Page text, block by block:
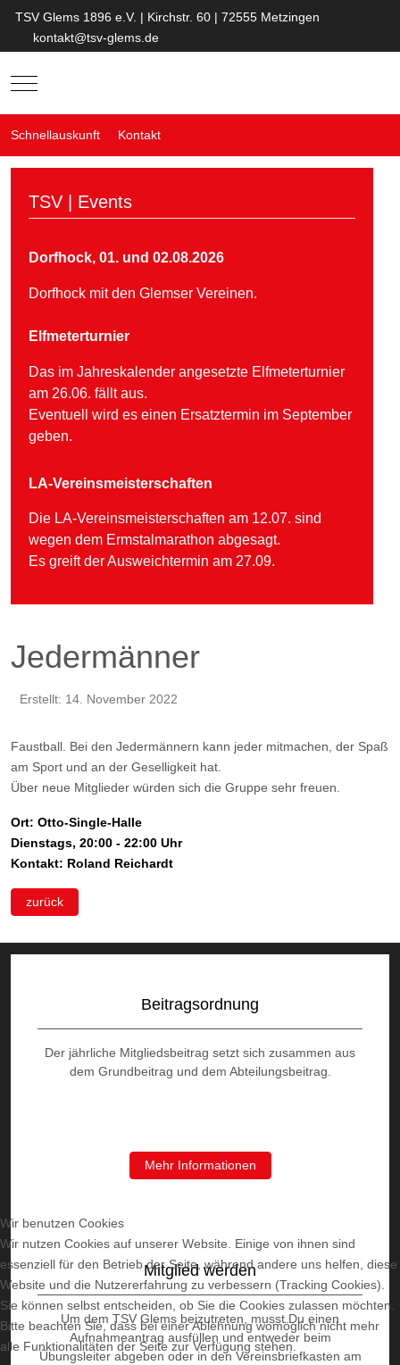
TSV Glems 1896 e.V. | Kirchstr. 60 | 72555 Metzingen
kontakt@tsv-glems.de
Mobile Menu Toggle
Schnellauskunft Kontakt
TSV | Events
Dorfhock, 01. und 02.08.2026
Dorfhock mit den Glemser Vereinen.
Elfmeterturnier
Das im Jahreskalender angesetzte Elfmeterturnier
am 26.06. fällt aus.
Eventuell wird es einen Ersatztermin im September
geben.
LA-Vereinsmeisterschaften
Die LA-Vereinsmeisterschaften am 12.07. sind
wegen dem Ermstalmarathon abgesagt.
Es greift der Ausweichtermin am 27.09.
Jedermänner
Erstellt: 14. November 2022
Faustball. Bei den Jedermännern kann jeder mitmachen, der Spaß
am Sport und an der Geselligkeit hat.
Über neue Mitglieder würden sich die Gruppe sehr freuen.
Ort: Otto-Single-Halle
Dienstags, 20:00 - 22:00 Uhr
Kontakt: Roland Reichardt
zurück
Beitragsordnung
Der jährliche Mitgliedsbeitrag setzt sich zusammen aus
dem Grundbeitrag und dem Abteilungsbeitrag.
Mehr Informationen
Mitglied werden
Um dem TSV Glems beizutreten, musst Du einen
Aufnahmeantrag ausfüllen und entweder beim
Übungsleiter abgeben oder in den Vereinsbriefkasten am
Wir benutzen Cookies
Wir nutzen Cookies auf unserer Website. Einige von ihnen sind
essenziell für den Betrieb der Seite, während andere uns helfen, diese
Website und die Nutzererfahrung zu verbessern (Tracking Cookies).
Sie können selbst entscheiden, ob Sie die Cookies zulassen möchten.
Bitte beachten Sie, dass bei einer Ablehnung womöglich nicht mehr
alle Funktionalitäten der Seite zur Verfügung stehen.